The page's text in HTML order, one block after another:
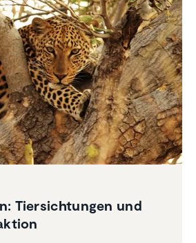
Tiersich­tungen und